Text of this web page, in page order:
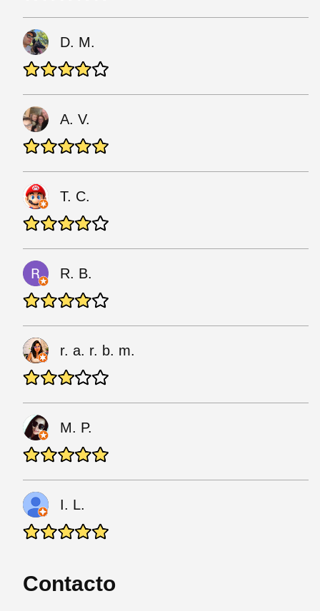
D. M.
A. V.
T. C.
R. B.
r. a. r. b. m.
M. P.
I. L.
Contacto